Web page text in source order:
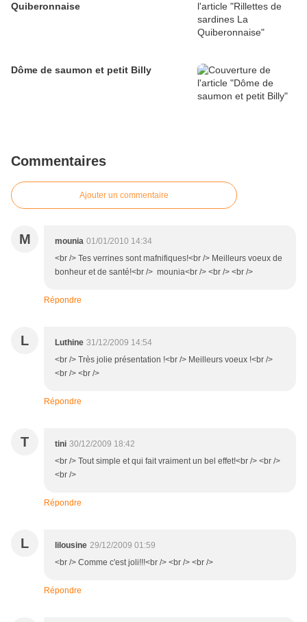
Quiberonnaise
Dôme de saumon et petit Billy
Commentaires
Ajouter un commentaire
M mounia 01/01/2010 14:34
<br /> Tes verrines sont mafnifiques!<br /> Meilleurs voeux de
bonheur et de santé!<br /> mounia<br /> <br /> <br />
Répondre
L Luthine 31/12/2009 14:54
<br /> Très jolie présentation !<br /> Meilleurs voeux !<br />
<br /> <br />
Répondre
T tini 30/12/2009 18:42
<br /> Tout simple et qui fait vraiment un bel effet!<br /> <br />
<br />
Répondre
L lilousine 29/12/2009 01:59
<br /> Comme c'est joli!!!<br /> <br /> <br />
Répondre